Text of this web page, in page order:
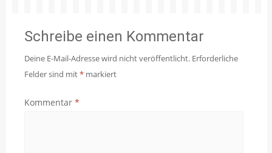
Schreibe einen Kommentar
Deine E-Mail-Adresse wird nicht veröffentlicht. Erforderliche
Felder sind mit* markiert
Kommentar *